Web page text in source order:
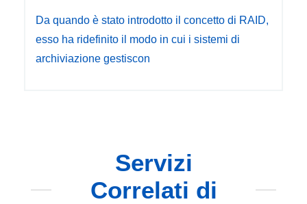
Da quando è stato introdotto il concetto di RAID,
esso ha ridefinito il modo in cui i sistemi di
archiviazione gestiscon
Servizi
Correlati di